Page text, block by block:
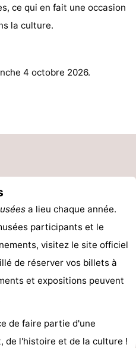
ce qui en fait une occasion
la culture.
4 octobre 2026.
a lieu chaque année.
participants et le
visitez le site officiel
de réserver vos billets à
et expositions peuvent
de faire partie d'une
de l'histoire et de la culture !